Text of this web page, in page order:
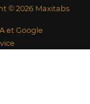
© 2026 Maxitabs
et Google